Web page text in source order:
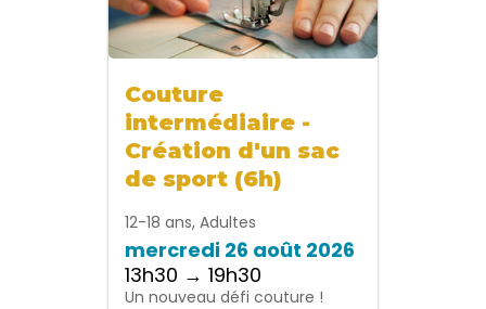
Couture
intermédiaire -
Création d'un sac
de sport (6h)
12-18 ans, Adultes
mercredi 26 août 2026
13h30 → 19h30
Un nouveau défi couture !